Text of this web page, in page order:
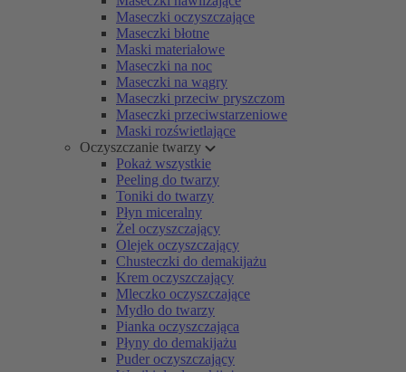
Maseczki oczyszczające
Maseczki błotne
Maski materiałowe
Maseczki na noc
Maseczki na wągry
Maseczki przeciw pryszczom
Maseczki przeciwstarzeniowe
Maski rozświetlające
Oczyszczanie twarzy
Pokaż wszystkie
Peeling do twarzy
Toniki do twarzy
Płyn miceralny
Żel oczyszczający
Olejek oczyszczający
Chusteczki do demakijażu
Krem oczyszczający
Mleczko oczyszczające
Mydło do twarzy
Pianka oczyszczająca
Płyny do demakijażu
Puder oczyszczający